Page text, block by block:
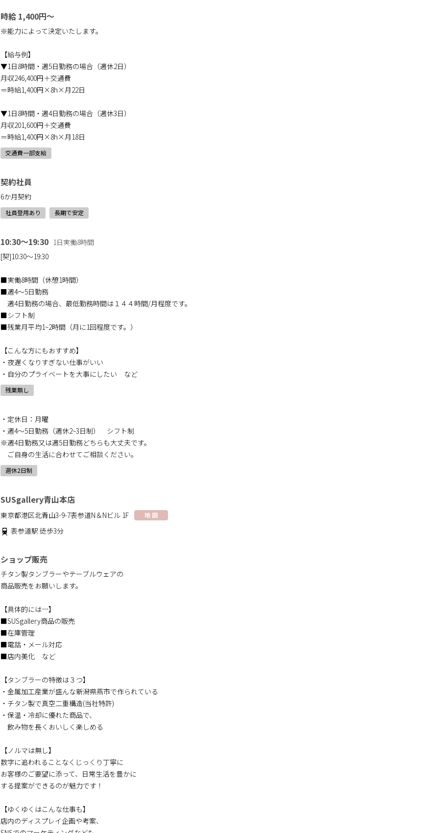
時給 1,400円～
※能力によって決定いたします。
【給与例】
▼1日8時間・週5日勤務の場合（週休2日）
月収246,400円＋交通費
＝時給1,400円×8h×月22日
▼1日8時間・週4日勤務の場合（週休3日）
月収201,600円＋交通費
＝時給1,400円×8h×月18日
交通費一部支給
契約社員
6か月契約
社員登用あり 長期で安定
10:30～19:30 1日実働8時間
[契]10:30～19:30
■実働8時間（休憩1時間）
■週4～5日勤務
週4日勤務の場合、最低勤務時間は１４４時間/月程度です。
■シフト制
■残業月平均1~2時間（月に1回程度です。）
【こんな方にもおすすめ】
・夜遅くなりすぎない仕事がいい
・自分のプライベートを大事にしたい など
残業無し
・定休日：月曜
・週4～5日勤務（週休2~3日制） シフト制
※週4日勤務又は週5日勤務どちらも大丈夫です。
ご自身の生活に合わせてご相談ください。
週休2日制
SUSgallery青山本店
東京都港区北青山3-9-7表参道N＆Nビル 1F 地 図
表参道駅 徒歩3分
ショップ販売
チタン製タンブラーやテーブルウェアの
商品販売をお願いします。
【具体的には…】
■SUSgallery商品の販売
■在庫管理
■電話・メール対応
■店内美化 など
【タンブラーの特徴は３つ】
・金属加工産業が盛んな新潟県燕市で作られている
・チタン製で真空二重構造(当社特許)
・保温・冷却に優れた商品で、
飲み物を長くおいしく楽しめる
【ノルマは無し】
数字に追われることなくじっくり丁寧に
お客様のご要望に添って、日常生活を豊かに
する提案ができるのが魅力です！
【ゆくゆくはこんな仕事も】
店内のディスプレイ企画や考案、